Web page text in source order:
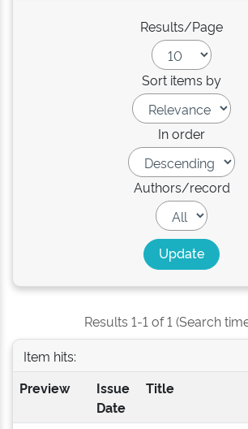
Results/Page
Sort items by
In order
Authors/record
Results 1-1 of 1 (Search
Item hits:
Preview
Issue
Date
Title